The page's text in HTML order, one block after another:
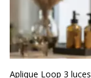
Aplique Loop 3